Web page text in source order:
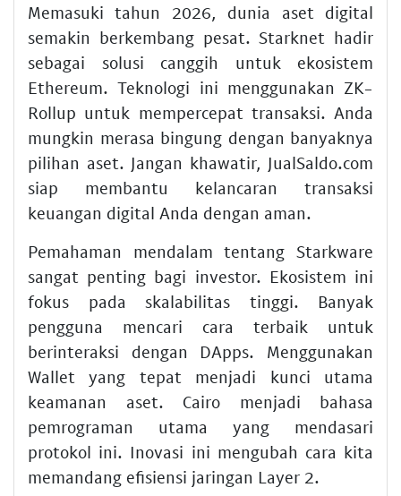
Memasuki tahun 2026, dunia aset digital
semakin berkembang pesat. Starknet hadir
sebagai solusi canggih untuk ekosistem
Ethereum. Teknologi ini menggunakan ZK-
Rollup untuk mempercepat transaksi. Anda
mungkin merasa bingung dengan banyaknya
pilihan aset. Jangan khawatir, JualSaldo.com
siap membantu kelancaran transaksi
keuangan digital Anda dengan aman.
Pemahaman mendalam tentang Starkware
sangat penting bagi investor. Ekosistem ini
fokus pada skalabilitas tinggi. Banyak
pengguna mencari cara terbaik untuk
berinteraksi dengan DApps. Menggunakan
Wallet yang tepat menjadi kunci utama
keamanan aset. Cairo menjadi bahasa
pemrograman utama yang mendasari
protokol ini. Inovasi ini mengubah cara kita
memandang efisiensi jaringan Layer 2.